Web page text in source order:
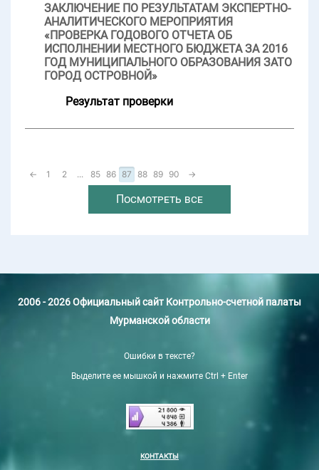
ЗАКЛЮЧЕНИЕ ПО РЕЗУЛЬТАТАМ ЭКСПЕРТНО-
АНАЛИТИЧЕСКОГО МЕРОПРИЯТИЯ
«ПРОВЕРКА ГОДОВОГО ОТЧЕТА ОБ
ИСПОЛНЕНИИ МЕСТНОГО БЮДЖЕТА ЗА 2016
ГОД МУНИЦИПАЛЬНОГО ОБРАЗОВАНИЯ ЗАТО
ГОРОД ОСТРОВНОЙ»
Результат проверки
← 1 2 ... 85 86 87 88 89 90 →
Посмотреть все
2006 - 2026 Официальный сайт Контрольно-счетной палаты
Мурманской области
Ошибки в тексте?
Выделите ее мышкой и нажмите Ctrl + Enter
КОНТАКТЫ